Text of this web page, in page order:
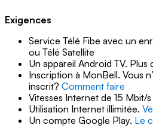
Exigences
Service Télé Fibe avec un
ou Télé Satellite
Un appareil Android TV. Plus
Inscription à MonBell. Vous
inscrit? Comment faire
Vitesses Internet de 15 Mbit/
Utilisation Internet illimitée.
Un compte Google Play. Le